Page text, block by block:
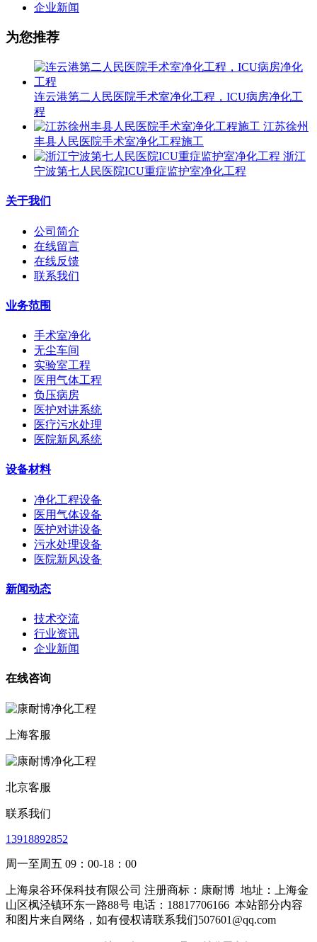
企业新闻
为您推荐
连云港第二人民医院手术室净化工程，ICU病房净化工
程
江苏徐州
丰县人民医院手术室净化工程施工
浙江
宁波第七人民医院ICU重症监护室净化工程
关于我们
公司简介
在线留言
在线反馈
联系我们
业务范围
手术室净化
无尘车间
实验室工程
医用气体工程
负压病房
医护对讲系统
医疗污水处理
医院新风系统
设备材料
净化工程设备
医用气体设备
医护对讲设备
污水处理设备
医院新风设备
新闻动态
技术交流
行业资讯
企业新闻
在线咨询
上海客服
北京客服
联系我们
13918892852
周一至周五 09：00-18：00
上海泉谷环保科技有限公司 注册商标：康耐博 地址：上海金
山区枫泾镇环东一路88号 电话：18817706166 本站部分内容
和图片来自网络，如有侵权请联系我们507601@qq.com